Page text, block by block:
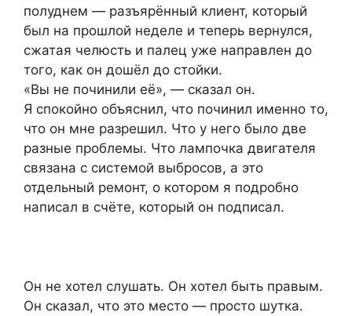
полуднем — разъярённый клиент, который
был на прошлой неделе и теперь вернулся,
сжатая челюсть и палец уже направлен до
того, как он дошёл до стойки.
«Вы не починили её», — сказал он.
Я спокойно объяснил, что починил именно то,
что он мне разрешил. Что у него было две
разные проблемы. Что лампочка двигателя
связана с системой выбросов, а это
отдельный ремонт, о котором я подробно
написал в счёте, который он подписал.
Он не хотел слушать. Он хотел быть правым.
Он сказал, что это место — просто шутка.